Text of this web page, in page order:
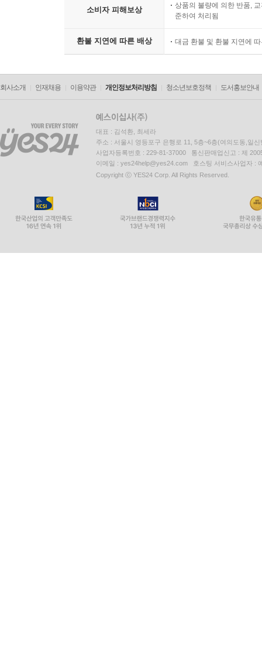
소비자 피해보상
상품의 불량에 의한 반품,
준하여 처리됨
환불 지연에 따른 배상 대금 환불 및 환불 지연에
회사소개 인재채용 이용약관 개인정보처리방침 청소년보호정책 도서홍보안내
대표 : 김석환, 최세라
주소 : 서울시 영등포구 은행로 11, 5층~6층(여의도동,일신
사업자등록번호 : 229-81-37000 통신판매업신고 : 제
이메일 : yes24help@yes24.com 호스팅 서비스사업자 :
Copyright ⓒ YES24 Corp. All Rights Reserved.